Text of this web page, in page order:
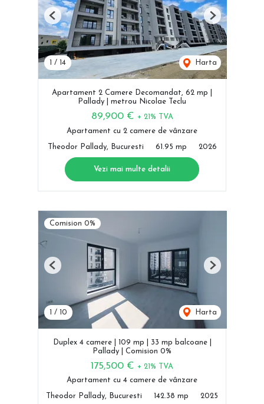
1 / 14 Harta
Previous Next
Apartament 2 Camere Decomandat, 62 mp |
Pallady | metrou Nicolae Teclu
89,900 € + 21% TVA
Apartament cu 2 camere de vânzare
Theodor Pallady, Bucuresti 61.95 mp 2026
Vezi mai multe detalii
Comision 0%
1 / 10 Harta
Previous Next
Duplex 4 camere | 109 mp | 33 mp balcoane |
Pallady | Comision 0%
175,500 € + 21% TVA
Apartament cu 4 camere de vânzare
Theodor Pallady, Bucuresti 142.38 mp 2025